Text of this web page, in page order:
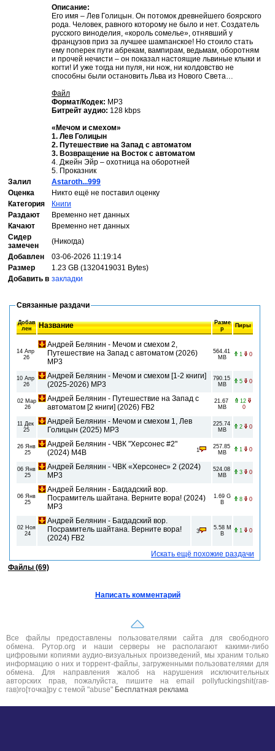
Описание:
Его имя – Лев Голицын. Он потомок древнейшего боярского
рода. Человек, равного которому не было и нет. Создатель
русского виноделия, «король сомелье», отнявший у
французов приз за лучшее шампанское! Но стоило стать
ему поперек пути абрекам, вампирам, ведьмам, оборотням
и прочей нечисти – он показал настоящие львиные клыки и
когти! И уже тогда ни пуля, ни нож, ни колдовство не
способны были остановить Льва из Нового Света…
Файл
Формат/Кодек: МР3
Битрейт аудио: 128 kbps
«Мечом и смехом»
1. Лев Голицын
2. Путешествие на Запад с автоматом
3. Возвращение на Восток с автоматом
4. Джейн Эйр – охотница на оборотней
5. Проказник
Залил
Astaroth...999
Оценка
Никто ещё не поставил оценку
Категория
Книги
Раздают
Временно нет данных
Качают
Временно нет данных
Сидер
замечен
(Никогда)
Добавлен
03-06-2026 11:19:14
Размер
1.23 GB (1320419031 Bytes)
Добавить в закладки
Связанные раздачи
Добав
лен
Название
Разме
р
Пиры
14 Апр
26
Андрей Белянин - Мечом и смехом 2,
Путешествие на Запад с автоматом (2026)
МР3
564.41
MB
1 0
10 Апр
26
Андрей Белянин - Мечом и смехом [1-2 книги]
(2025-2026) МР3
790.15
MB
5 0
02 Мар
26
Андрей Белянин - Путешествие на Запад с
автоматом [2 книги] (2026) FB2
21.67
MB
12
0
11 Дек
25
Андрей Белянин - Мечом и смехом 1, Лев
Голицын (2025) МР3
225.74
MB
2 0
26 Янв
25
Андрей Белянин - ЧВК "Херсонес #2"
(2024) М4B
1
257.85
MB
1 0
06 Янв
25
Андрей Белянин - ЧВК «Xeрсонеc» 2 (2024)
МР3
524.08
MB
3 0
06 Янв
25
Андрей Белянин - Багдадский вор.
Посрамитель шайтана. Верните вора! (2024)
МР3
1.69 G
B
8 0
02 Ноя
24
Андрей Белянин - Багдадский вор.
Посрамитель шайтана. Верните вора!
(2024) FB2
3
5.58 M
B
1 0
Искать ещё похожие раздачи
Файлы (69)
Написать комментарий
Все файлы предоставлены пользователями сайта для свободного
обмена. Рутор.org и наши серверы не располагают какими-либо
цифровыми копиями аудио-визуальных произведений, мы храним только
информацию о них и торрент-файлы, загруженными пользователями для
обмена. Для направления жалоб на нарушения исключительных
авторских прав, пожалуйста, пишите на email pollyfuckingshit(гав-
гав)ro[точка]ру с темой "abuse" Бесплатная реклама